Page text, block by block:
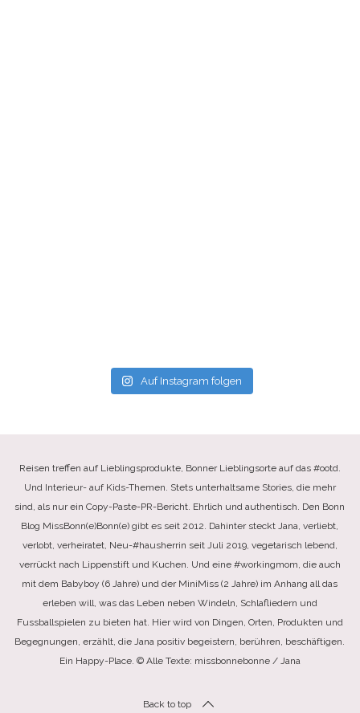
Auf Instagram folgen
Reisen treffen auf Lieblingsprodukte, Bonner Lieblingsorte auf das #ootd.
Und Interieur- auf Kids-Themen. Stets unterhaltsame Stories, die mehr
sind, als nur ein Copy-Paste-PR-Bericht. Ehrlich und authentisch. Den Bonn
Blog MissBonn(e)Bonn(e) gibt es seit 2012. Dahinter steckt Jana, verliebt,
verlobt, verheiratet, Neu-#hausherrin seit Juli 2019, vegetarisch lebend,
verrückt nach Lippenstift und Kuchen. Und eine #workingmom, die auch
mit dem Babyboy (6 Jahre) und der MiniMiss (2 Jahre) im Anhang all das
erleben will, was das Leben neben Windeln, Schlafliedern und
Fussballspielen zu bieten hat. Hier wird von Dingen, Orten, Produkten und
Begegnungen, erzählt, die Jana positiv begeistern, berühren, beschäftigen.
Ein Happy-Place. © Alle Texte: missbonnebonne / Jana
Back to top